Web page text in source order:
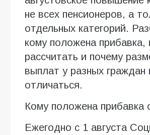
не всех пенсионеров, а
отдельных категорий.
кому положена прибавка,
рассчитать и почему
выплат у разных граждан
отличаться.
Кому положена прибавка
Ежегодно с 1 августа